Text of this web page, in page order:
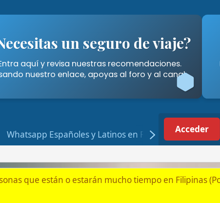
un seguro de viaje?
enlace, apoyas al foro y al canal.
Cómo
Filipinas"
o estarán mucho tiempo en Filipinas (Por jubilación,